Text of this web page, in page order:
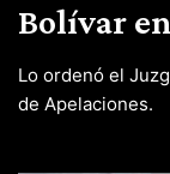
Bolívar
Lo ordenó el
de Apelaciones.